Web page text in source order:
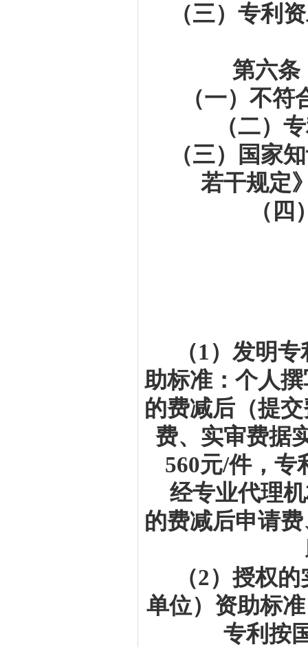
（三）专利
第六条
（一）不
（二）
（三）国家
若干规定
（
（1）发明
助标准：个人
的费减后（提
费、实审费据
560元/件，专
经专业代理
的费减后申请
（2）授权
单位）资助标
专利按